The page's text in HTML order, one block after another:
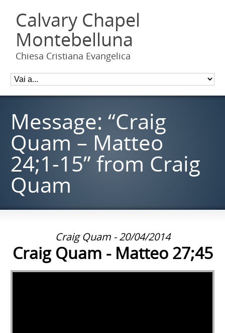
Calvary Chapel
Montebelluna
Chiesa Cristiana Evangelica
Message: “Craig
Quam – Matteo
24;1-15” from Craig
Quam
Craig Quam - 20/04/2014
Craig Quam - Matteo 27;45